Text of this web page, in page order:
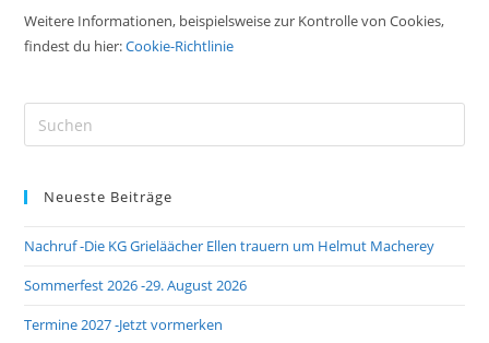
Weitere Informationen, beispielsweise zur Kontrolle von Cookies,
findest du hier:Cookie-Richtlinie
Neueste Beiträge
Nachruf -Die KG Grieläächer Ellen trauern um Helmut Macherey
Sommerfest 2026 -29. August 2026
Termine 2027 -Jetzt vormerken